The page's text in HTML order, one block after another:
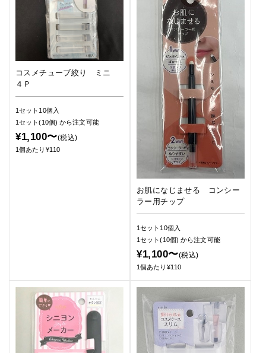
コスメチューブ絞り ミニ
４Ｐ
1セット10個入
1セット(10個)から注文可能
¥1,100〜(税込)
1個あたり¥110
お肌になじませる コンシー
ラー用チップ
1セット10個入
1セット(10個)から注文可能
¥1,100〜(税込)
1個あたり¥110